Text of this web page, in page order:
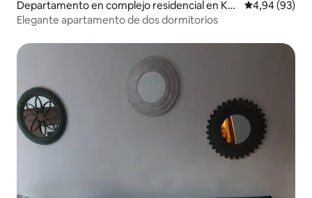
Departamento en complejo residencial en Kat
owice
Calificación
4,94 (93)
Elegante apartamento de dos dormitorios